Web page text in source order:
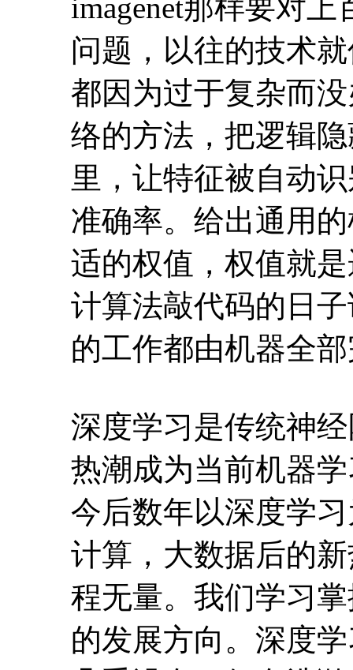
里，让特征被自动
准确率。给出通用
适的权值，权值就
计算法敲代码的日
的工作都由机器全
深度学习是传统神
热潮成为当前机器
今后数年以深度学
程无量。我们学习
的发展方向。深度
几乎没有，但有浩
系的各种细节，所
首要困难。其次，
型，比如Hopfield网